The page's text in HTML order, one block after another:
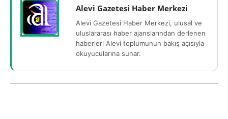
Alevi Gazetesi Haber Merkezi
Alevi Gazetesi Haber Merkezi, ulusal ve
uluslararası haber ajanslarından derlenen
haberleri Alevi toplumunun bakış açısıyla
okuyucularına sunar.